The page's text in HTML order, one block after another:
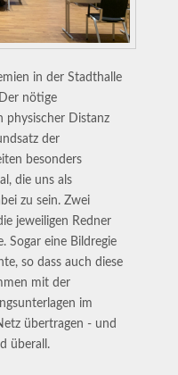
in der Stadthalle
nötige
physischer Distanz
der
besonders
die uns als
zu sein. Zwei
jeweiligen Redner
Sogar eine Bildregie
so dass auch diese
mit der
im
übertragen - und
überall.